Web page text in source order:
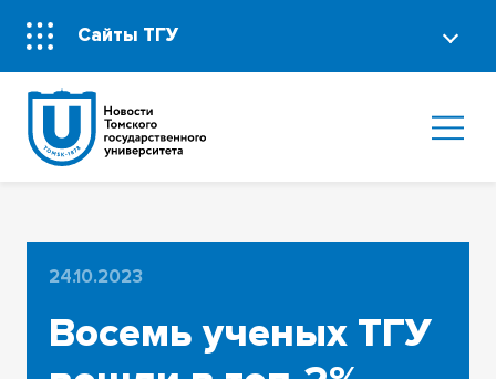
Сайты ТГУ
24.10.2023
Восемь ученых ТГУ